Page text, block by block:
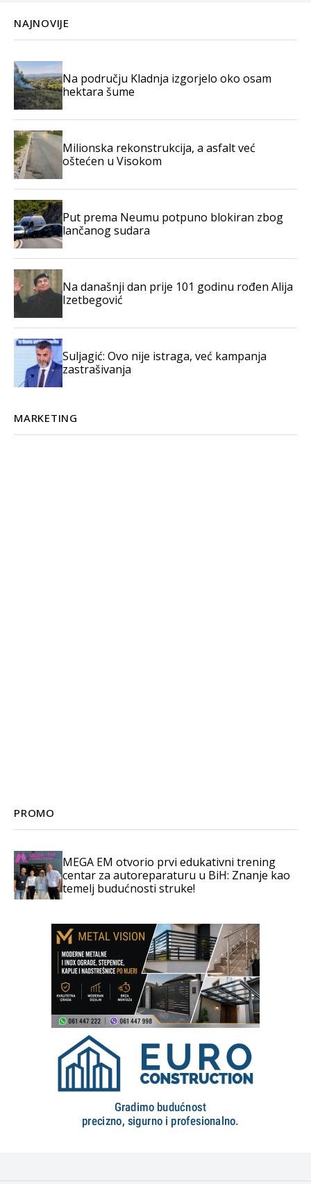
NAJNOVIJE
Na području Kladnja izgorjelo oko osam
hektara šume
Milionska rekonstrukcija, a asfalt već
oštećen u Visokom
Put prema Neumu potpuno blokiran zbog
lančanog sudara
Na današnji dan prije 101 godinu rođen Alija
Izetbegović
Suljagić: Ovo nije istraga, već kampanja
zastrašivanja
MARKETING
PROMO
MEGA EM otvorio prvi edukativni trening
centar za autoreparaturu u BiH: Znanje kao
temelj budućnosti struke!